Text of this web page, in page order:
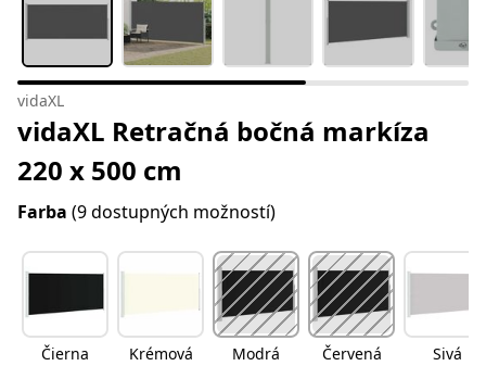
vidaXL
vidaXL Retračná bočná markíza
220 x 500 cm
Farba (9 dostupných možností)
Čierna Krémová Modrá Červená Sivá